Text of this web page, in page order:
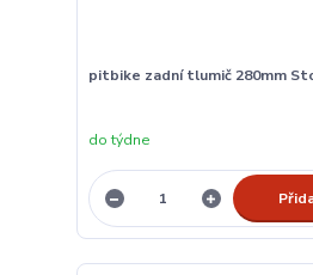
pitbike zadní tlumič 280mm
do týdne